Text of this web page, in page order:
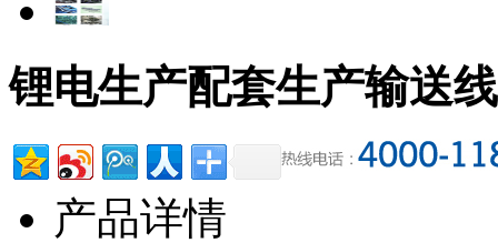
锂电生产配套生产输送线
产品详情